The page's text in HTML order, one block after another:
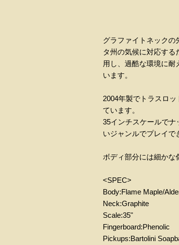
グラファイトネックの
タ州の気候に対応す
用し、過酷な環境に
います。
2004年製でトラスロ
ています。
35インチスケールで
いジャンルでプレイで
ボディ部分には細かな
<SPEC>
Body:Flame Maple/
Neck:Graphite
Scale:35"
Fingerboard:Phenolic
Pickups:Bartolini